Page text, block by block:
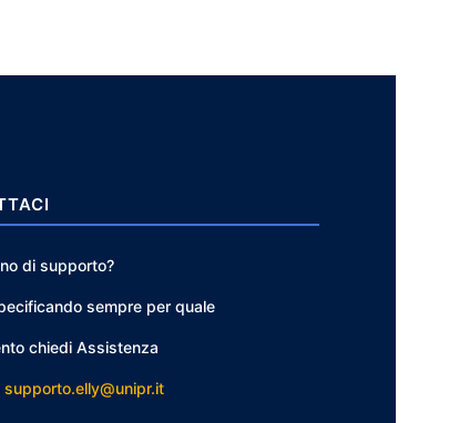
di supporto?
sempre per quale
chiedi Assistenza
supporto.elly@unipr.it